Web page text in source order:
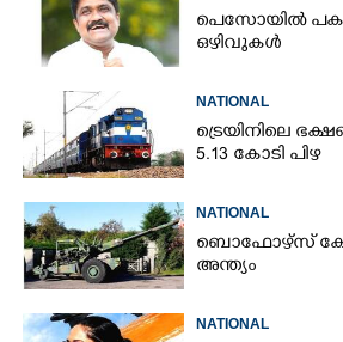
പെസോയിൽ
ഒഴിവുകൾ
NATIONAL
ട്രെയിനിലെ
5.13 കോടി പിഴ
NATIONAL
ബൊഫോഴ്സ്
അന്ത്യം
NATIONAL